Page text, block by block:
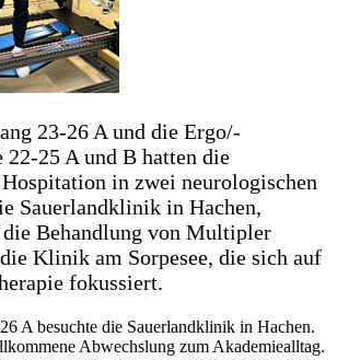
23-26 A und die Ergo/-
22-25 A und B hatten die
in zwei neurologischen
Sauerlandklinik in Hachen,
Behandlung von Multipler
Klinik am Sorpesee, die sich auf
fokussiert.
A besuchte die Sauerlandklinik in Hachen.
Abwechslung zum Akademiealltag.